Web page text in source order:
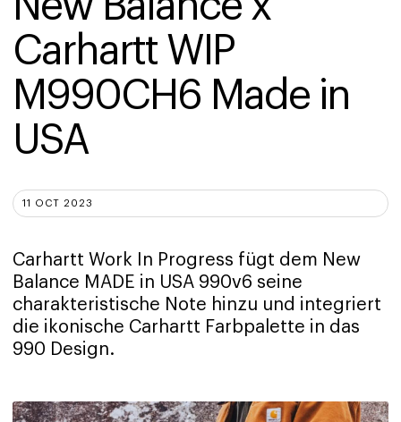
Carhartt WIP
M990CH6 Made in
USA
11 OCT 2023
Carhartt Work In Progress fügt dem New
Balance MADE in USA 990v6 seine
charakteristische Note hinzu und integriert
die ikonische Carhartt Farbpalette in das
990 Design.